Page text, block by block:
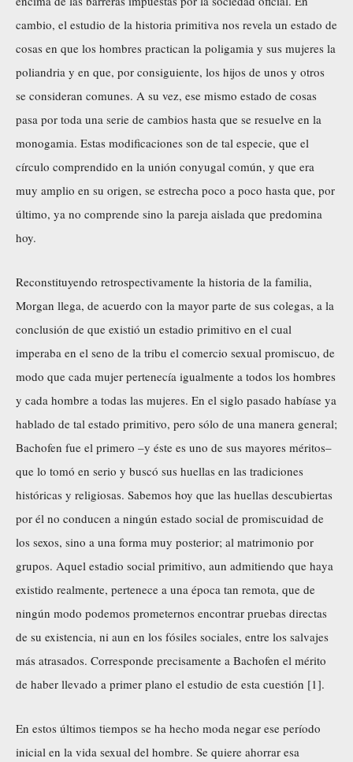
cambio, el estudio de la historia primitiva nos revela un estado de
cosas en que los hombres practican la poligamia y sus mujeres la
poliandria y en que, por consiguiente, los hijos de unos y otros
se consideran comunes. A su vez, ese mismo estado de cosas
pasa por toda una serie de cambios hasta que se resuelve en la
monogamia. Estas modificaciones son de tal especie, que el
círculo comprendido en la unión conyugal común, y que era
muy amplio en su origen, se estrecha poco a poco hasta que, por
último, ya no comprende sino la pareja aislada que predomina
hoy.
Reconstituyendo retrospectivamente la historia de la familia,
Morgan llega, de acuerdo con la mayor parte de sus colegas, a la
conclusión de que existió un estadio primitivo en el cual
imperaba en el seno de la tribu el comercio sexual promiscuo, de
modo que cada mujer pertenecía igualmente a todos los hombres
y cada hombre a todas las mujeres. En el siglo pasado habíase ya
hablado de tal estado primitivo, pero sólo de una manera general;
Bachofen fue el primero –y éste es uno de sus mayores méritos–
que lo tomó en serio y buscó sus huellas en las tradiciones
históricas y religiosas. Sabemos hoy que las huellas descubiertas
por él no conducen a ningún estado social de promiscuidad de
los sexos, sino a una forma muy posterior; al matrimonio por
grupos. Aquel estadio social primitivo, aun admitiendo que haya
existido realmente, pertenece a una época tan remota, que de
ningún modo podemos prometernos encontrar pruebas directas
de su existencia, ni aun en los fósiles sociales, entre los salvajes
más atrasados. Corresponde precisamente a Bachofen el mérito
de haber llevado a primer plano el estudio de esta cuestión [1].
En estos últimos tiempos se ha hecho moda negar ese período
inicial en la vida sexual del hombre. Se quiere ahorrar esa